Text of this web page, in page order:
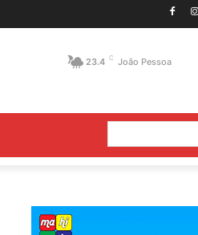
23.4 C João Pessoa